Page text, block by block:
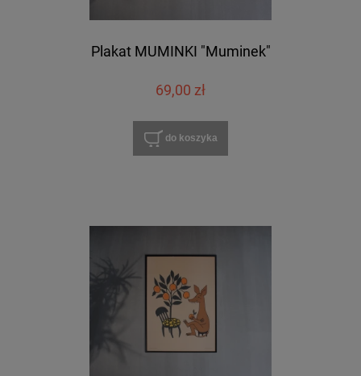
Plakat MUMINKI "Muminek"
69,00 zł
do koszyka